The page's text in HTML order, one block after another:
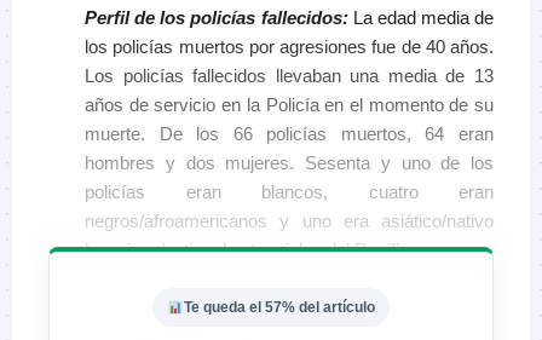
Perfil de los policías fallecidos:La edad media de
los policías muertos por agresiones fue de 40 años.
Los policías fallecidos llevaban una media de 13
años de servicio en la Policía en el momento de su
muerte. De los 66 policías muertos, 64 eran
hombres y dos mujeres. Sesenta y uno de los
policías eran blancos, cuatro eran
negros/afroamericanos y uno era asiático/nativo
hawaiano/nativo de otras islas del Pacífico.
Te queda el 57% del artículo